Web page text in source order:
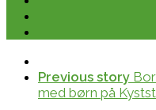
Previous story
med børn på